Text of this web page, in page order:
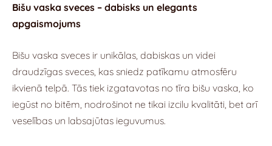
Bišu vaska sveces – dabisks un elegants
apgaismojums
Bišu vaska sveces ir unikālas, dabiskas un videi
draudzīgas sveces, kas sniedz patīkamu atmosfēru
ikvienā telpā. Tās tiek izgatavotas no tīra bišu vaska, ko
iegūst no bitēm, nodrošinot ne tikai izcilu kvalitāti, bet arī
veselības un labsajūtas ieguvumus.